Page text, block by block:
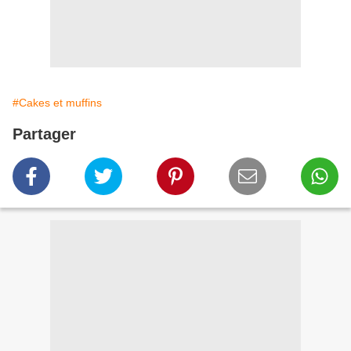
#Cakes et muffins
Partager